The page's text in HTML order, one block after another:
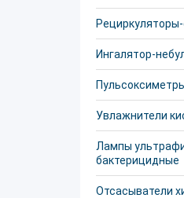
Ингалятор-
Увлажнители
Лампы
бактерицидные
Отсасыватели